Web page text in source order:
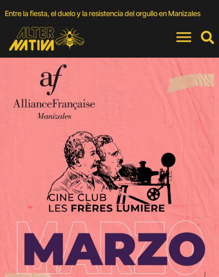
Entre la fiesta, el duelo y la resistencia del orgullo en Manizales